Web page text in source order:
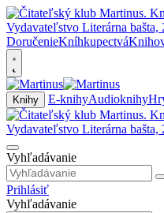
DoručenieKníhkupectvá
Knihy E-knihyAudioknihy
Vyhľadávanie
Prihlásiť
Vyhľadávanie